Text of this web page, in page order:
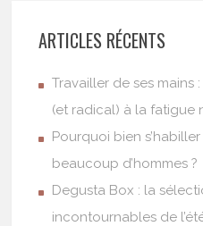
ARTICLES RÉCENTS
Travailler de ses mains
(et radical) à la fatigue
Pourquoi bien
beaucoup d’hommes ?
Degusta Box : la
incontournables de